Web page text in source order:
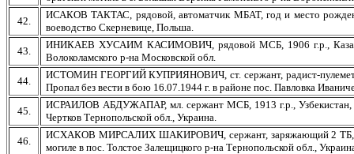
42.
ИСАКОВ ТАКТАС, рядовой, автоматчик МБАТ, год и место
воеводство Скерневице, Польша.
43.
ИНИКАЕВ ХУСАИМ КАСИМОВИЧ, рядовой МСБ, 1906 г.р.,
Волоколамского р-на Московской обл.
44.
ИСТОМИН ГЕОРГИЙ КУПРИЯНОВИЧ, ст. сержант, радист-
Пропал без вести в бою 16.07.1944 г. в районе пос. Павловка
45.
ИСРАИЛОВ АБДУЖАПАР, мл. сержант МСБ, 1913 г.р., Узбекистан,
Чертков Тернопольской обл., Украина.
46.
ИСХАКОВ МИРСАЛИХ ШАКИРОВИЧ, сержант, заряжающий 2 ТБ,
могиле в пос. Толстое Залещицкого р-на Тернопольской обл.,